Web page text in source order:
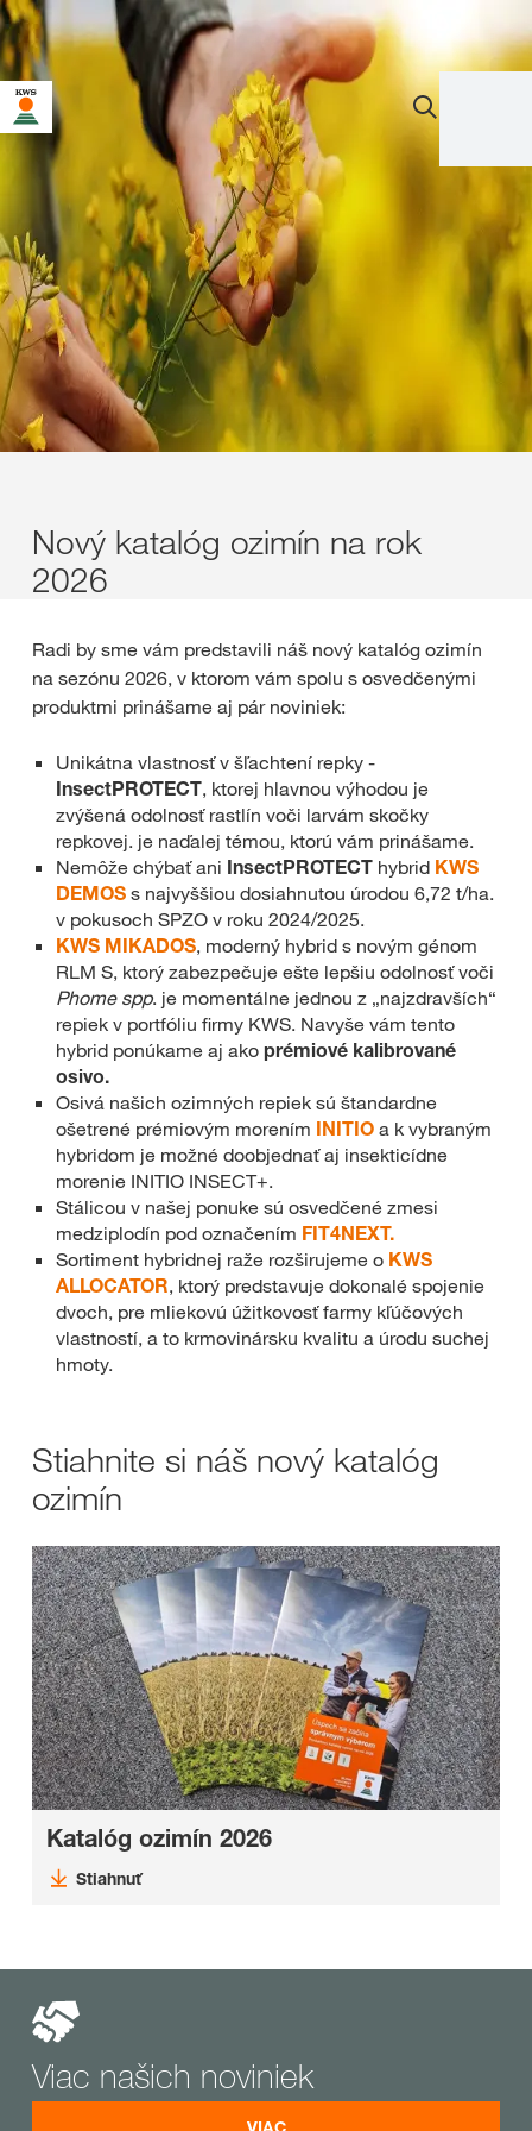
Nový katalóg ozimín na rok
2026
Radi by sme vám predstavili náš nový katalóg ozimín
na sezónu 2026, v ktorom vám spolu s osvedčenými
produktmi prinášame aj pár noviniek:
Unikátna vlastnosť v šľachtení repky -
InsectPROTECT, ktorej hlavnou výhodou je
zvýšená odolnosť rastlín voči larvám skočky
repkovej. je naďalej témou, ktorú vám prinášame.
Nemôže chýbať ani InsectPROTECT hybrid KWS
DEMOS s najvyššiou dosiahnutou úrodou 6,72 t/ha.
v pokusoch SPZO v roku 2024/2025.
KWS MIKADOS, moderný hybrid s novým génom
RLM S, ktorý zabezpečuje ešte lepšiu odolnosť voči
Phome spp. je momentálne jednou z „najzdravších“
repiek v portfóliu firmy KWS. Navyše vám tento
hybrid ponúkame aj ako prémiové kalibrované
osivo.
Osivá našich ozimných repiek sú štandardne
ošetrené prémiovým morením INITIO a k vybraným
hybridom je možné doobjednať aj insekticídne
morenie INITIO INSECT+.
Stálicou v našej ponuke sú osvedčené zmesi
medziplodín pod označením FIT4NEXT.
Sortiment hybridnej raže rozširujeme o KWS
ALLOCATOR, ktorý predstavuje dokonalé spojenie
dvoch, pre mliekovú úžitkovosť farmy kľúčových
vlastností, a to krmovinársku kvalitu a úrodu suchej
hmoty.
Stiahnite si náš nový katalóg
ozimín
Katalóg ozimín 2026
Stiahnuť
Viac našich noviniek
VIAC